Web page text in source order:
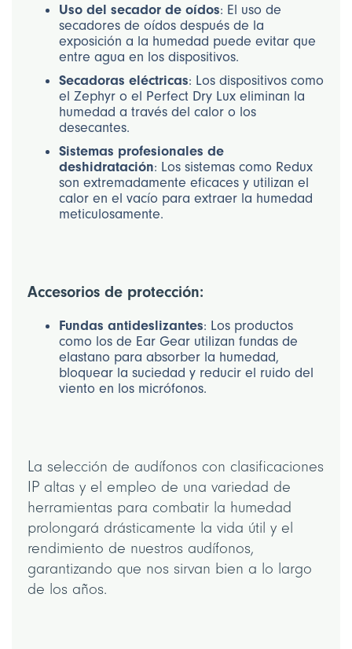
Uso del secador de oídos: El uso de
secadores de oídos después de la
exposición a la humedad puede evitar que
entre agua en los dispositivos.
Secadoras eléctricas: Los dispositivos como
el Zephyr o el Perfect Dry Lux eliminan la
humedad a través del calor o los
desecantes.
Sistemas profesionales de
deshidratación: Los sistemas como Redux
son extremadamente eficaces y utilizan el
calor en el vacío para extraer la humedad
meticulosamente.
Accesorios de protección:
Fundas antideslizantes: Los productos
como los de Ear Gear utilizan fundas de
elastano para absorber la humedad,
bloquear la suciedad y reducir el ruido del
viento en los micrófonos.
La selección de audífonos con clasificaciones
IP altas y el empleo de una variedad de
herramientas para combatir la humedad
prolongará drásticamente la vida útil y el
rendimiento de nuestros audífonos,
garantizando que nos sirvan bien a lo largo
de los años.